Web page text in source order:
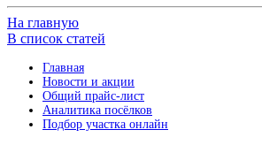
На главную
В список статей
Главная
Новости и акции
Общий прайс-лист
Аналитика посёлков
Подбор участка онлайн